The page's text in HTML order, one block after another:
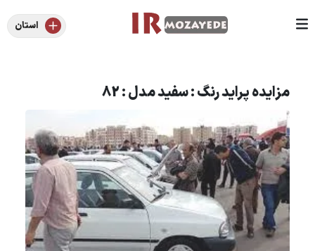
استان
مزایده پراید رنگ : سفید مدل : 82